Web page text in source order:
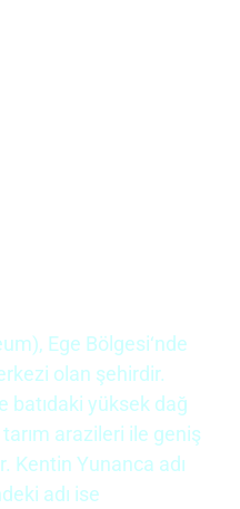
Ege Bölgesi‘nde
olan şehirdir.
batıdaki yüksek dağ
arazileri ile geniş
Kentin Yunanca adı
adı ise